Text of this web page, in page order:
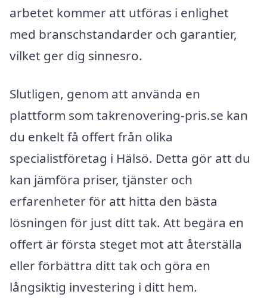
arbetet kommer att utföras i enlighet
med branschstandarder och garantier,
vilket ger dig sinnesro.
Slutligen, genom att använda en
plattform som takrenovering-pris.se kan
du enkelt få offert från olika
specialistföretag i Hälsö. Detta gör att du
kan jämföra priser, tjänster och
erfarenheter för att hitta den bästa
lösningen för just ditt tak. Att begära en
offert är första steget mot att återställa
eller förbättra ditt tak och göra en
långsiktig investering i ditt hem.